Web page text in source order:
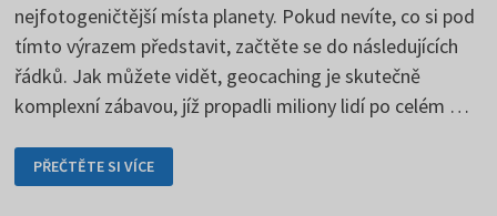
nejfotogeničtější místa planety. Pokud nevíte, co si pod
tímto výrazem představit, začtěte se do následujících
řádků. Jak můžete vidět, geocaching je skutečně
komplexní zábavou, jíž propadli miliony lidí po celém …
GEOCACHING
JE
POPULÁRNÍ
PŘEČTĚTE SI VÍCE